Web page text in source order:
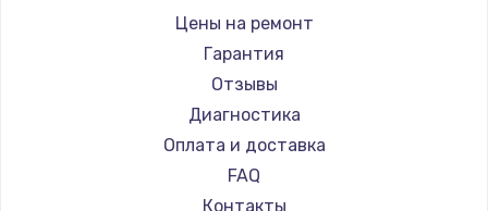
Shorner
Joyor
Minimotors
Bork
Segway
KIRIN
Цены на ремонт
Гарантия
Отзывы
Диагностика
Оплата и доставка
FAQ
Контакты